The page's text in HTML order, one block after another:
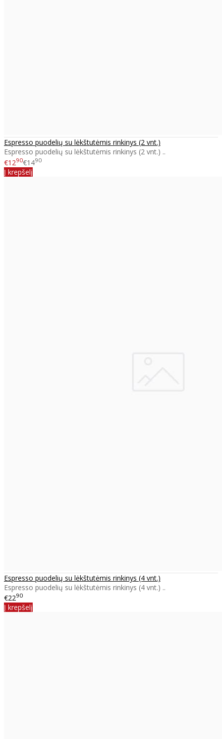
Espresso puodelių su lėkštutėmis rinkinys (2 vnt.)
Espresso puodelių su lėkštutėmis rinkinys (2 vnt.) ..
€1290€1490
Į krepšelį
Espresso puodelių su lėkštutėmis rinkinys (4 vnt.)
Espresso puodelių su lėkštutėmis rinkinys (4 vnt.) ..
€2290
Į krepšelį